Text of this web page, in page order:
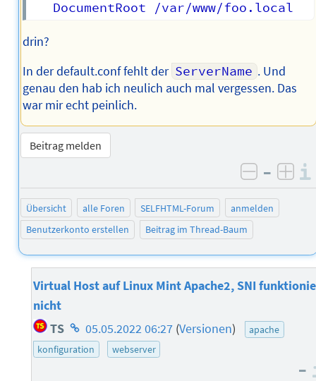
drin?
In der default.conf fehlt der ServerName . Und
genau den hab ich neulich auch mal vergessen. Das
war mir echt peinlich.
Beitrag melden
negativ
–
Übersicht alle Foren SELFHTML-Forum
anmelden
Benutzerkonto erstellen
Beitrag im Thread-Baum
Virtual Host auf Linux Mint Apache2, SNI
nicht
TS Homepage
des
05.05.2022 06:27 (Versionen)
apache
konfiguration
webserver
–